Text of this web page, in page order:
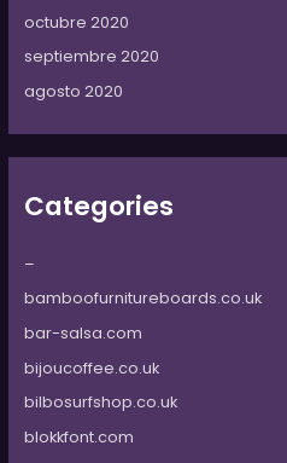
octubre 2020
septiembre 2020
agosto 2020
Categories
–
bamboofurnitureboards.co.uk
bar-salsa.com
bijoucoffee.co.uk
bilbosurfshop.co.uk
blokkfont.com